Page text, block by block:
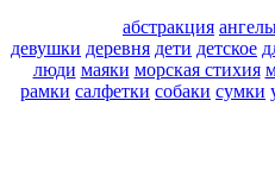
абстракция
девушки деревня дети детское
люди маяки морская стихия
рамки салфетки собаки сумки